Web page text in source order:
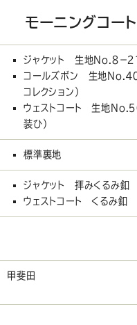
モーニングコート
ジャケット 生地No.８－２１
コールズボン 生地No.４０
コレクション）
ウェストコート 生地No.５
装ひ）
標準裏地
ジャケット 拝みくるみ釦
ウェストコート くるみ釦
甲斐田